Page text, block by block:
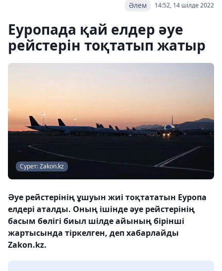
14:52, 14 шілде 2022
Әлем
Еуропада қай елдер әуе
рейстерін тоқтатып жатыр
Сурет: Zakon.kz
Әуе рейстерінің ұшуын жиі тоқтататын Еуропа
елдері аталды. Оның ішінде әуе рейстерінің
басым бөлігі биыл шілде айының бірінші
жартысында тіркелген, деп хабарлайды
Zakon.kz.